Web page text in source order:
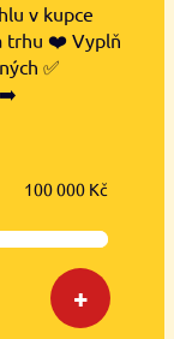
v kupce
trhu ❤️ Vyplň
✅
➡️
+
100 000 Kč